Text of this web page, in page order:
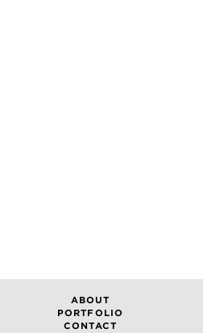
ABOUT
PORTFOLIO
CONTACT